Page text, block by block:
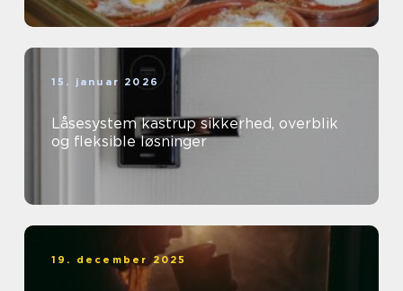
15. januar 2026
Låsesystem kastrup sikkerhed, overblik
og fleksible løsninger
19. december 2025